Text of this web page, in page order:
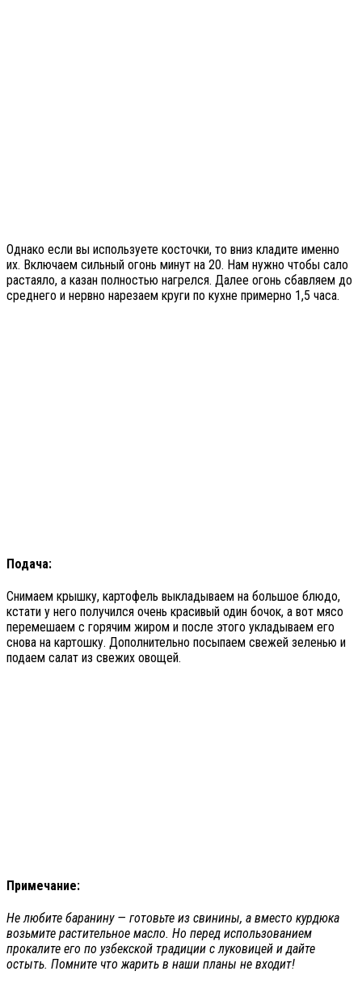
Однако если вы используете косточки, то вниз кладите именно
их. Включаем сильный огонь минут на 20. Нам нужно чтобы сало
растаяло, а казан полностью нагрелся. Далее огонь сбавляем до
среднего и нервно нарезаем круги по кухне примерно 1,5 часа.
Подача:
Снимаем крышку, картофель выкладываем на большое блюдо,
кстати у него получился очень красивый один бочок, а вот мясо
перемешаем с горячим жиром и после этого укладываем его
снова на картошку. Дополнительно посыпаем свежей зеленью и
подаем салат из свежих овощей.
Примечание:
Не любите баранину — готовьте из свинины, а вместо курдюка
возьмите растительное масло. Но перед использованием
прокалите его по узбекской традиции с луковицей и дайте
остыть. Помните что жарить в наши планы не входит!